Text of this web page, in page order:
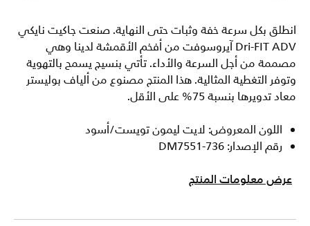
انطلق بكل سرعة خفة وثبات حتى النهاية. صنعت جاكيت نايكي
Dri-FIT ADV آيروسوفت من أفخم الأقمشة لدينا وهي
مصممة من أجل السرعة والأداء. تأتي بنسيج يسمح بالتهوية
وتوفر التغطية المثالية. هذا المنتج مصنوع من ألياف بوليستر
معاد تدويرها بنسبة 75% على الأقل.
اللون المعروض: لايت ليمون تويست/أسود
رقم الإصدار: DM7551-736
عرض معلومات المنتج